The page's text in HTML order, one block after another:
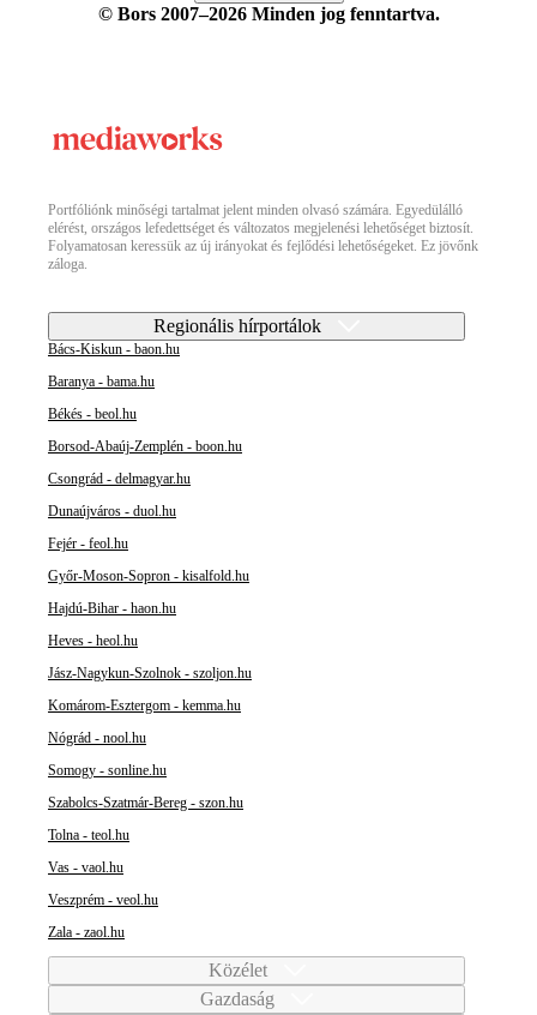
© Bors 2007–2026 Minden jog fenntartva.
Portfóliónk minőségi tartalmat jelent minden olvasó számára. Egyedülálló
elérést, országos lefedettséget és változatos megjelenési lehetőséget biztosít.
Folyamatosan keressük az új irányokat és fejlődési lehetőségeket. Ez jövőnk
záloga.
Regionális hírportálok
Bács-Kiskun - baon.hu
Baranya - bama.hu
Békés - beol.hu
Borsod-Abaúj-Zemplén - boon.hu
Csongrád - delmagyar.hu
Dunaújváros - duol.hu
Fejér - feol.hu
Győr-Moson-Sopron - kisalfold.hu
Hajdú-Bihar - haon.hu
Heves - heol.hu
Jász-Nagykun-Szolnok - szoljon.hu
Komárom-Esztergom - kemma.hu
Nógrád - nool.hu
Somogy - sonline.hu
Szabolcs-Szatmár-Bereg - szon.hu
Tolna - teol.hu
Vas - vaol.hu
Veszprém - veol.hu
Zala - zaol.hu
Közélet
Gazdaság